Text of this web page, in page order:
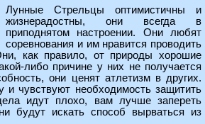
Лунные Стрельцы оптимистичны и
жизнерадостны, они всегда в
приподнятом настроении. Они любят
соревнования и им нравится проводить
как правило, от природы хорошие
либо причине у них не получается
они ценят атлетизм в других.
и чувствуют необходимость защитить
идут плохо, вам лучше запереть
будут искать способ вырваться из